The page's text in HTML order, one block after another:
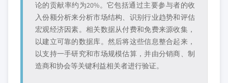
论的贡献率约为20%。它包括通过主要参与者的收
入份额分析来分析市场结构、识别行业趋势和评估
宏观经济因素。相关数据从付费和免费来源收集，
以建立可靠的数据库。然后将这些信息整合起来，
以支持一手研究和市场规模估算，并由分销商、制
造商和协会等关键利益相关者进行验证。